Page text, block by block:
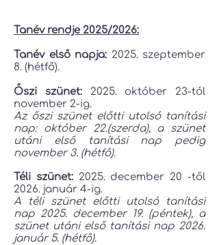
Tanév rendje 2025/2026:
Tanév első napja: 2025. szeptember
8. (hétfő).
Őszi szünet: 2025. október 23-tól
november 2-ig.
Az őszi szünet előtti utolsó tanítási
nap: október 22.(szerda), a szünet
utáni első tanítási nap pedig
november 3. (hétfő).
Téli szünet:2025. december 20 -től
2026. január 4-ig.
A téli szünet előtti utolsó tanítási
nap 2025. december 19. (péntek), a
szünet utáni első tanítási nap 2026.
január 5. (hétfő).